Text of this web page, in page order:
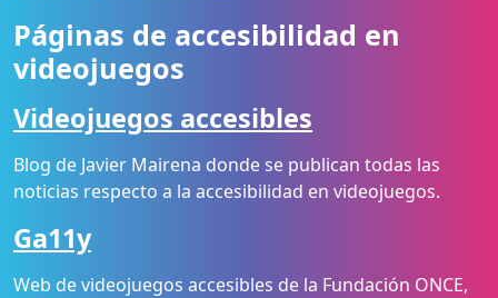
Páginas de accesibilidad en
videojuegos
Videojuegos accesibles
Blog de Javier Mairena donde se publican todas las
noticias respecto a la accesibilidad en videojuegos.
Ga11y
Web de videojuegos accesibles de la Fundación ONCE,